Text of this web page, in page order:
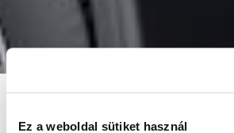
Ez a weboldal sütiket használ